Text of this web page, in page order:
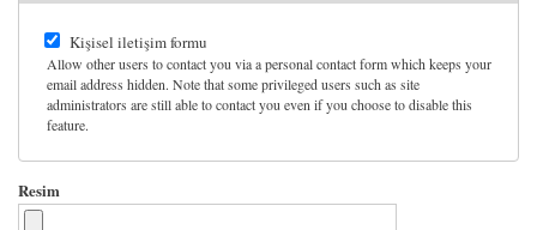
Kişisel iletişim formu
Allow other users to contact you via a personal contact form which keeps your
email address hidden. Note that some privileged users such as site
administrators are still able to contact you even if you choose to disable this
feature.
Resim